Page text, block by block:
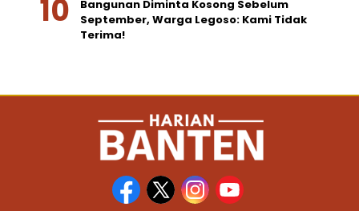
Bangunan Diminta Kosong Sebelum
September, Warga Legoso: Kami Tidak
Terima!